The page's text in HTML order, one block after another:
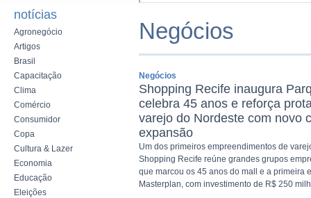
notícias
Agronegócio
Artigos
Brasil
Capacitação
Clima
Comércio
Consumidor
Copa
Cultura & Lazer
Economia
Educação
Eleições
Negócios
Negócios
Shopping Recife inaugura
celebra 45 anos e reforça
varejo do Nordeste com novo
expansão
Um dos primeiros empreendimentos de
Shopping Recife reúne grandes grupos
que marcou os 45 anos do mall e a primeira
Masterplan, com investimento de R$ 250